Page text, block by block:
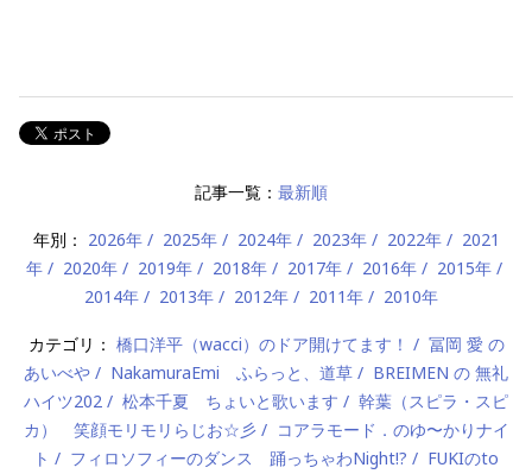
記事一覧： 最新順
年別： 2026年 2025年 2024年 2023年 2022年
2021
年
2020年 2019年 2018年 2017年 2016年
2015年
2014年
2013年 2012年 2011年 2010年
カテゴリ： 橋口洋平（wacci）のドア開けてます！
冨岡 愛 の
あいべや
NakamuraEmi ふらっと、道草
BREIMEN の 無礼
ハイツ202
松本千夏 ちょいと歌います
幹葉（スピラ・スピ
カ） 笑顔モリモリらじお☆彡
コアラモード．のゆ〜かりナイ
ト
フィロソフィーのダンス 踊っちゃわNight!?
FUKIのto